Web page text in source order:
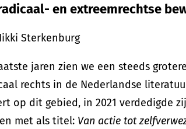
en extreemrechtse
Sterkenburg
jaren zien we een steeds
rechts in de Nederlandse
op dit gebied, in 2021 verdedigde
met als titel: Van actie tot